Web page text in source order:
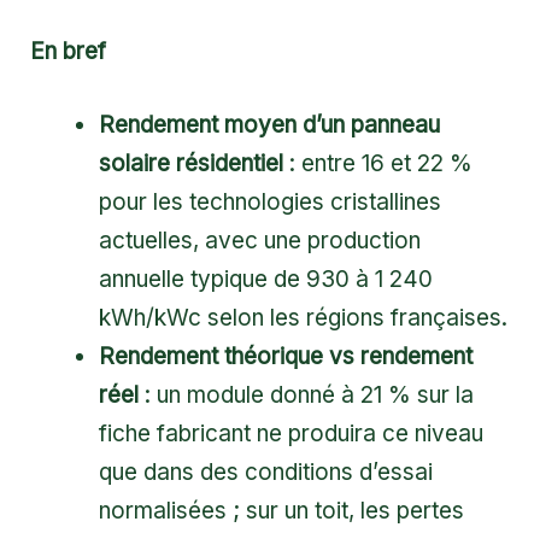
En bref
Rendement moyen d’un panneau
solaire résidentiel : entre 16 et 22 %
pour les technologies cristallines
actuelles, avec une production
annuelle typique de 930 à 1 240
kWh/kWc selon les régions françaises.
Rendement théorique vs rendement
réel : un module donné à 21 % sur la
fiche fabricant ne produira ce niveau
que dans des conditions d’essai
normalisées ; sur un toit, les pertes